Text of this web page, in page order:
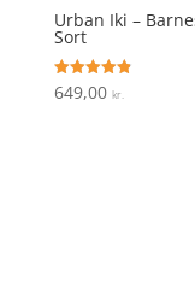
Urban Iki –
Sort
Vurderet
4.9
649,00 kr.